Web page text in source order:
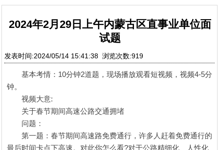
2024年2月29日上午内蒙古区直事业单位面
试题
发表时间:2024/05/14 15:41:38 浏览次数:919
基本考情：10分钟2道题，现场播放观看短视频，视频4-5分
钟。
视频大意:
关于春节期间高速公路交通拥堵
问题：
第一题：春节期间高速路免费通行，许多人赶着免费通行的
最后时间卡点下高速。对此你怎么看?对于公路精细化、人性化